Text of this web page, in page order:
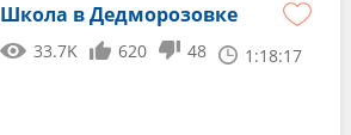
Школа в Дедморозовке
33.7K 620 48 1:18:17